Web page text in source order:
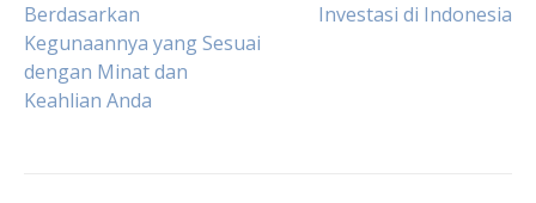
navigation
Berdasarkan
Kegunaannya yang Sesuai
dengan Minat dan
Keahlian Anda
Investasi di Indonesia